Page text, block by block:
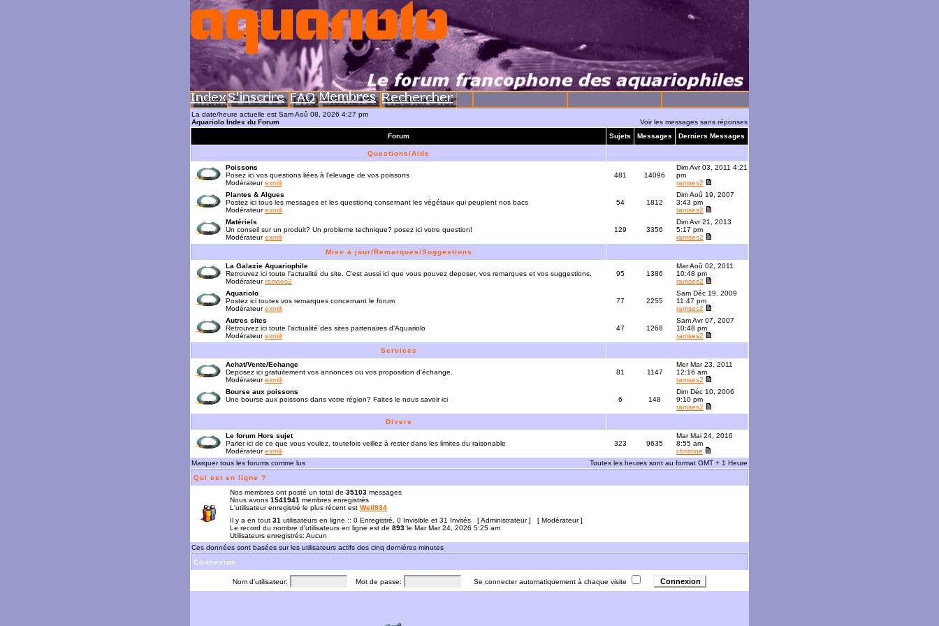
La date/heure actuelle est Sam Aoû 08, 2026 4:27 pm
Aquariolo Index du Forum
Voir les messages sans réponses
Forum
Sujets Messages Derniers Messages
Questions/Aide
Poissons
Posez ici vos questions liées à l'elevage de vos poissons
Modérateurexmili
481 14096
Dim Avr 03, 2011 4:21
pm
ramses2
Plantes & Algues
Postez ici tous les messages et les questionq consernant les végétaux qui peuplent nos bacs
Modérateurexmili
54 1812
Dim Aoû 19, 2007
3:43 pm
ramses2
Matériels
Un conseil sur un produit? Un probleme technique? posez ici votre question!
Modérateurexmili
129 3356
Dim Avr 21, 2013
5:17 pm
ramses2
Mise à jour/Remarques/Suggestions
La Galaxie Aquariophile
Retrouvez ici toute l'actualité du site. C'est aussi ici que vous pouvez deposer, vos remarques et vos suggestions.
Modérateurramses2
95 1386
Mar Aoû 02, 2011
10:48 pm
ramses2
Aquariolo
Postez ici toutes vos remarques concernant le forum
Modérateurexmili
77 2255
Sam Déc 19, 2009
11:47 pm
ramses2
Autres sites
Retrouvez ici toute l'actualité des sites partenaires d'Aquariolo
Modérateurexmili
47 1268
Sam Avr 07, 2007
10:48 pm
ramses2
Services
Achat/Vente/Echange
Deposez ici gratuitement vos annonces ou vos proposition d'échange.
Modérateurexmili
81 1147
Mer Mar 23, 2011
12:16 am
ramses2
Bourse aux poissons
Une bourse aux poissons dans votre région? Faites le nous savoir ici
6 148
Dim Déc 10, 2006
9:10 pm
ramses2
Divers
Le forum Hors sujet
Parler ici de ce que vous voulez, toutefois veillez à rester dans les limites du raisonable
Modérateurexmili
323 9635
Mar Mai 24, 2016
8:55 am
christine
Marquer tous les forums comme lus
Toutes les heures sont au format GMT + 1 Heure
Qui est en ligne ?
Nos membres ont posté un total de 35103 messages
Nous avons 1541941 membres enregistrés
L'utilisateur enregistré le plus récent est Well934
Il y a en tout 31 utilisateurs en ligne :: 0 Enregistré, 0 Invisible et 31 Invités [Administrateur] [ Modérateur]
Le record du nombre d'utilisateurs en ligne est de 893 le Mar Mar 24, 2026 5:25 am
Utilisateurs enregistrés: Aucun
Ces données sont basées sur les utilisateurs actifs des cinq dernières minutes
Connexion
Nom d'utilisateur: Mot de passe: Se connecter automatiquement à chaque visite